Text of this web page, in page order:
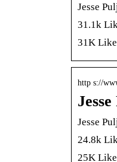
Jesse
31.1k
31K
http s://
Jesse
24.8k
25K